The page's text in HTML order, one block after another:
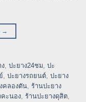
→
, ปะยาง24ชม, ปะ
, ปะยางรถยนต์, ปะยาง
คลองตัน, ร้านปะยาง
คะนอง, ร้านปะยางดุสิต,